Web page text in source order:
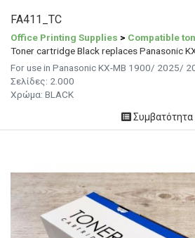
FA411_TC
Office Printing Supplies > Compatible
Toner cartridge Black replaces Panasonic
For use in Panasonic KX-MB 1900/ 2025/
Σελίδες: 2.000
Χρώμα: BLACK
Συμβατότητα